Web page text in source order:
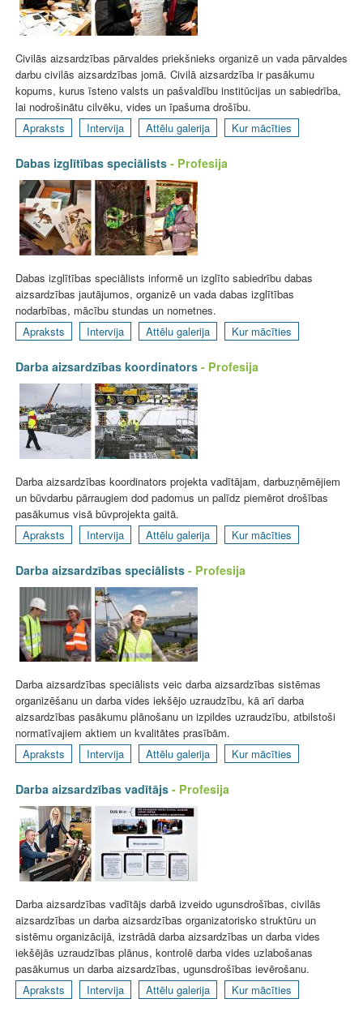
Civilās aizsardzības pārvaldes priekšnieks organizē un vada pārvaldes
darbu civilās aizsardzības jomā. Civilā aizsardzība ir pasākumu
kopums, kurus īsteno valsts un pašvaldību institūcijas un sabiedrība,
lai nodrošinātu cilvēku, vides un īpašuma drošību.
Apraksts
Intervija Attēlu galerija Kur mācīties
Dabas izglītības speciālists - Profesija
Dabas izglītības speciālists informē un izglīto sabiedrību dabas
aizsardzības jautājumos, organizē un vada dabas izglītības
nodarbības, mācību stundas un nometnes.
Apraksts
Intervija Attēlu galerija Kur mācīties
Darba aizsardzības koordinators - Profesija
Darba aizsardzības koordinators projekta vadītājam, darbuzņēmējiem
un būvdarbu pārraugiem dod padomus un palīdz piemērot drošības
pasākumus visā būvprojekta gaitā.
Apraksts
Intervija Attēlu galerija Kur mācīties
Darba aizsardzības speciālists - Profesija
Darba aizsardzības speciālists veic darba aizsardzības sistēmas
organizēšanu un darba vides iekšējo uzraudzību, kā arī darba
aizsardzības pasākumu plānošanu un izpildes uzraudzību, atbilstoši
normatīvajiem aktiem un kvalitātes prasībām.
Apraksts
Intervija Attēlu galerija Kur mācīties
Darba aizsardzības vadītājs - Profesija
Darba aizsardzības vadītājs darbā izveido ugunsdrošības, civilās
aizsardzības un darba aizsardzības organizatorisko struktūru un
sistēmu organizācijā, izstrādā darba aizsardzības un darba vides
iekšējās uzraudzības plānus, kontrolē darba vides uzlabošanas
pasākumus un darba aizsardzības, ugunsdrošības ievērošanu.
Apraksts
Intervija Attēlu galerija Kur mācīties